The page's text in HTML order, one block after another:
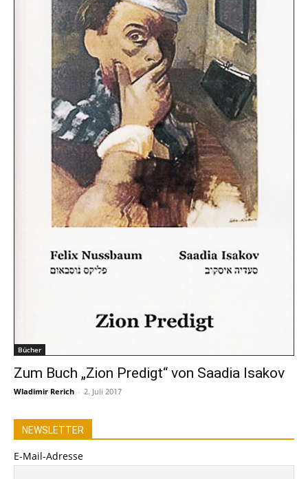
Bücher
Zum Buch „Zion Predigt“ von Saadia Isakov
Wladimir Rerich - 2. Juli 2017
NEWSLETTER
E-Mail-Adresse